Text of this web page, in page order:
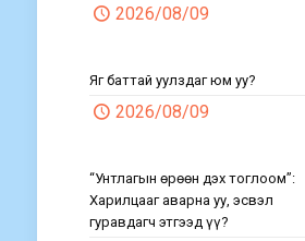
2026/08/09
Яг баттай уулздаг юм уу?
2026/08/09
“Унтлагын өрөөн дэх тоглоом”:
Харилцааг аварна уу, эсвэл
гуравдагч этгээд үү?